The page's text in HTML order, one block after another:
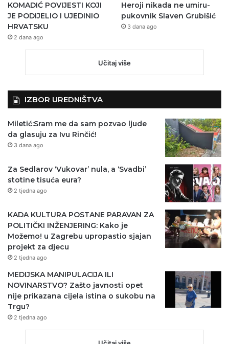
KOMADIĆ POVIJESTI KOJI
JE PODIJELIO I UJEDINIO
HRVATSKU
2 dana ago
Heroji nikada ne umiru-
pukovnik Slaven Grubišić
3 dana ago
Učitaj više
IZBOR UREDNIŠTVA
Miletić:Sram me da sam pozvao ljude
da glasuju za Ivu Rinčić!
3 dana ago
Za Sedlarov ‘Vukovar’ nula, a ‘Svadbi’
stotine tisuća eura?
2 tjedna ago
KADA KULTURA POSTANE PARAVAN ZA
POLITIČKI INŽENJERING: Kako je
Možemo! u Zagrebu upropastio sjajan
projekt za djecu
2 tjedna ago
MEDIJSKA MANIPULACIJA ILI
NOVINARSTVO? Zašto javnosti opet
nije prikazana cijela istina o sukobu na
Trgu?
2 tjedna ago